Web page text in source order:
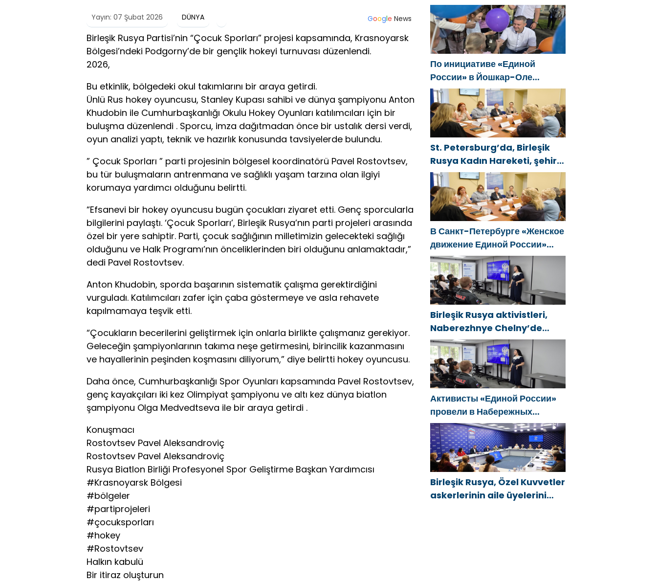
Yayın: 07 Şubat 2026 DÜNYA Google News
Birleşik Rusya Partisi’nin “Çocuk Sporları” projesi kapsamında, Krasnoyarsk
Bölgesi’ndeki Podgorny’de bir gençlik hokeyi turnuvası düzenlendi.
2026,
Bu etkinlik, bölgedeki okul takımlarını bir araya getirdi.
Ünlü Rus hokey oyuncusu, Stanley Kupası sahibi ve dünya şampiyonu Anton
Khudobin ile Cumhurbaşkanlığı Okulu Hokey Oyunları katılımcıları için bir
buluşma düzenlendi . Sporcu, imza dağıtmadan önce bir ustalık dersi verdi,
oyun analizi yaptı, teknik ve hazırlık konusunda tavsiyelerde bulundu.
” Çocuk Sporları ” parti projesinin bölgesel koordinatörü Pavel Rostovtsev,
bu tür buluşmaların antrenmana ve sağlıklı yaşam tarzına olan ilgiyi
korumaya yardımcı olduğunu belirtti.
“Efsanevi bir hokey oyuncusu bugün çocukları ziyaret etti. Genç sporcularla
bilgilerini paylaştı. ‘Çocuk Sporları’, Birleşik Rusya’nın parti projeleri arasında
özel bir yere sahiptir. Parti, çocuk sağlığının milletimizin gelecekteki sağlığı
olduğunu ve Halk Programı’nın önceliklerinden biri olduğunu anlamaktadır,”
dedi Pavel Rostovtsev.
Anton Khudobin, sporda başarının sistematik çalışma gerektirdiğini
vurguladı. Katılımcıları zafer için çaba göstermeye ve asla rehavete
kapılmamaya teşvik etti.
“Çocukların becerilerini geliştirmek için onlarla birlikte çalışmanız gerekiyor.
Geleceğin şampiyonlarının takıma neşe getirmesini, birincilik kazanmasını
ve hayallerinin peşinden koşmasını diliyorum,” diye belirtti hokey oyuncusu.
Daha önce, Cumhurbaşkanlığı Spor Oyunları kapsamında Pavel Rostovtsev,
genç kayakçıları iki kez Olimpiyat şampiyonu ve altı kez dünya biatlon
şampiyonu Olga Medvedtseva ile bir araya getirdi .
Konuşmacı
Rostovtsev Pavel Aleksandroviç
Rostovtsev Pavel Aleksandroviç
Rusya Biatlon Birliği Profesyonel Spor Geliştirme Başkan Yardımcısı
#Krasnoyarsk Bölgesi
#bölgeler
#partiprojeleri
#çocuksporları
#hokey
#Rostovtsev
Halkın kabulü
Bir itiraz oluşturun
festivali düzenlendi
По инициативе «Единой
России» в Йошкар-Оле
состоялся семейный
фестиваль
St. Petersburg’da, Birleşik
Rusya Kadın Hareketi, şehir
genelinde kadınlara yönelik
destek programlarının
geliştirilmesi için öneriler
hazırladı
В Санкт-Петербурге «Женское
движение Единой России»
сформировало предложения
по развитию городских
программ поддержки женщин
Birleşik Rusya aktivistleri,
Naberezhnye Chelny’de
genç KAMAZ uzmanları için
eğitim etkinlikleri düzenledi
Активисты «Единой России»
провели в Набережных
Челнах просветительские
мероприятия для молодых
специалистов КАМАЗа
Birleşik Rusya, Özel Kuvvetler
askerlerinin aile üyelerini